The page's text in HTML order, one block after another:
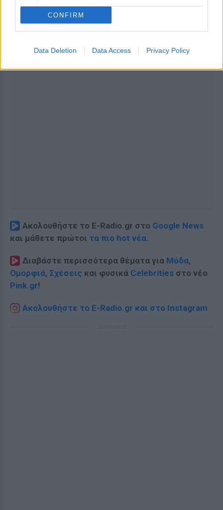
CONFIRM
Data Deletion Data Access Privacy Policy
Ακολουθήστε το E-Radio.gr στο Google News
και μάθετε πρώτοι τα πιο hot νέα.
Διαβάστε περισσότερα θέματα για Μόδα,
Ομορφιά, Σχέσεις και φυσικά Celebrities στο νέο
Pink.gr!
Ακολουθήστε το E-Radio.gr και στο Instagram